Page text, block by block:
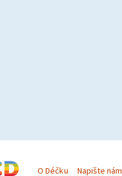
O Déčku Napište nám